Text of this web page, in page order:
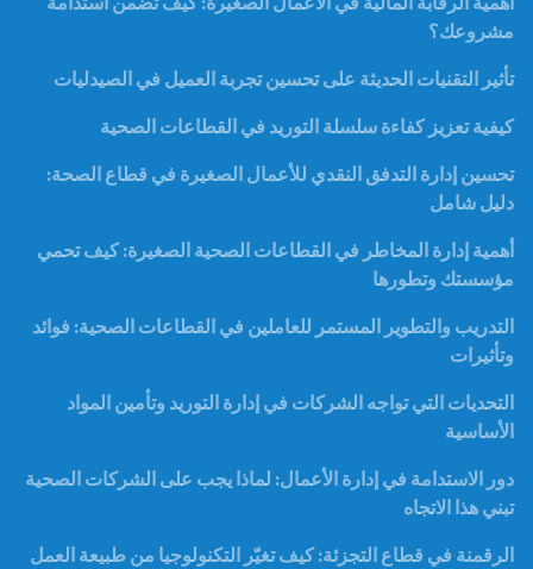
مشروعك؟
تأثير التقنيات الحديثة على تحسين تجربة العميل في الصيدليات
كيفية تعزيز كفاءة سلسلة التوريد في القطاعات الصحية
تحسين إدارة التدفق النقدي للأعمال الصغيرة في قطاع الصحة:
دليل شامل
أهمية إدارة المخاطر في القطاعات الصحية الصغيرة: كيف تحمي
مؤسستك وتطورها
التدريب والتطوير المستمر للعاملين في القطاعات الصحية: فوائد
وتأثيرات
التحديات التي تواجه الشركات في إدارة التوريد وتأمين المواد
الأساسية
دور الاستدامة في إدارة الأعمال: لماذا يجب على الشركات الصحية
تبني هذا الاتجاه
الرقمنة في قطاع التجزئة: كيف تغيّر التكنولوجيا من طبيعة العمل